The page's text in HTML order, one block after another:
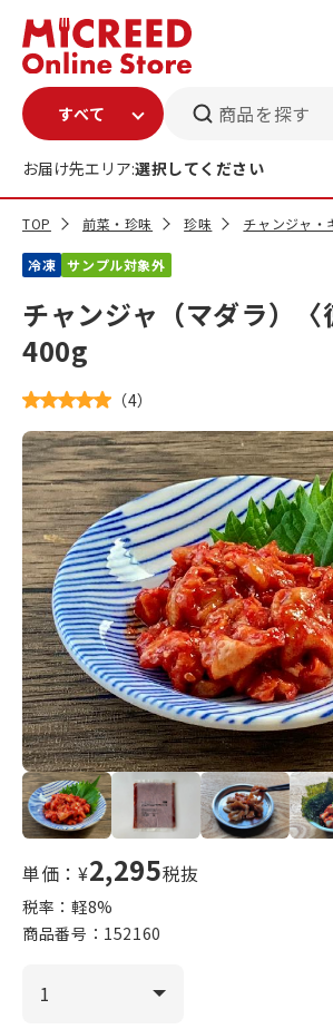
商品を探す
お届け先エリア:選択してください
TOP 前菜・珍味 珍味 チャンジャ・
冷凍 サンプル対象外
チャンジャ（マダラ）〈
400g
（4）
単価：¥2,295税抜
税率：軽8%
商品番号： 152160